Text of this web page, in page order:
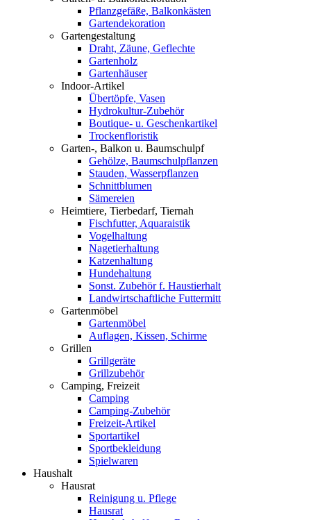
Pflanzgefäße, Balkonkästen
Gartendekoration
Gartengestaltung
Draht, Zäune, Geflechte
Gartenholz
Gartenhäuser
Indoor-Artikel
Übertöpfe, Vasen
Hydrokultur-Zubehör
Boutique- u. Geschenkartikel
Trockenfloristik
Garten-, Balkon u. Baumschulpf
Gehölze, Baumschulpflanzen
Stauden, Wasserpflanzen
Schnittblumen
Sämereien
Heimtiere, Tierbedarf, Tiernah
Fischfutter, Aquaraistik
Vogelhaltung
Nagetierhaltung
Katzenhaltung
Hundehaltung
Sonst. Zubehör f. Haustierhalt
Landwirtschaftliche Futtermitt
Gartenmöbel
Gartenmöbel
Auflagen, Kissen, Schirme
Grillen
Grillgeräte
Grillzubehör
Camping, Freizeit
Camping
Camping-Zubehör
Freizeit-Artikel
Sportartikel
Sportbekleidung
Spielwaren
Haushalt
Hausrat
Reinigung u. Pflege
Hausrat